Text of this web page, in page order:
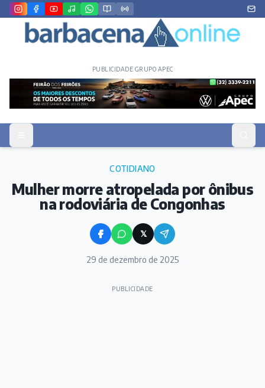
PUBLICIDADE GRUPO APEC
COTIDIANO
Mulher morre atropelada por ônibus
na rodoviária de Congonhas
𝕏
29 de dezembro de 2025
PUBLICIDADE